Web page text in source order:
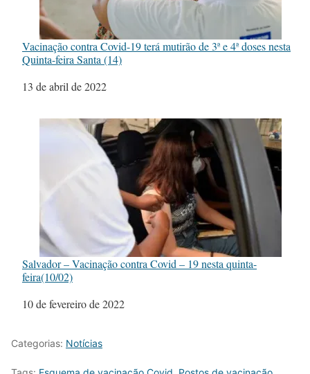
Vacinação contra Covid-19 terá mutirão de 3ª e 4ª doses nesta
Quinta-feira Santa (14)
Data
13 de abril de 2022
Salvador – Vacinação contra Covid – 19 nesta quinta-
feira(10/02)
Data
10 de fevereiro de 2022
Categorias: Notícias